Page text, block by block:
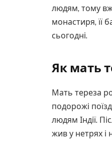
людям, тому
монастиря, її
сьогодні.
Як мать
Мать тереза
подорожі
людям Індії.
жив у нетрях і